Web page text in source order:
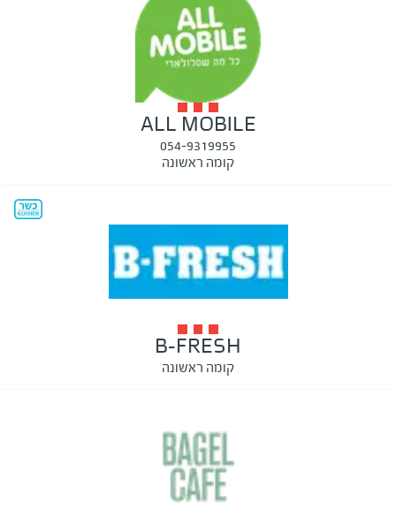
ALL MOBILE
054-9319955
קומה ראשונה
B-FRESH
קומה ראשונה